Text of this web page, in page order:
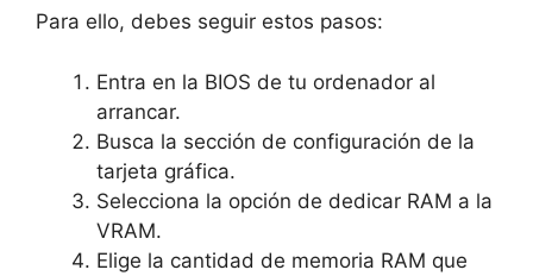
Para ello, debes seguir estos pasos:
Entra en la BIOS de tu ordenador al
arrancar.
Busca la sección de configuración de la
tarjeta gráfica.
Selecciona la opción de dedicar RAM a la
VRAM.
Elige la cantidad de memoria RAM que